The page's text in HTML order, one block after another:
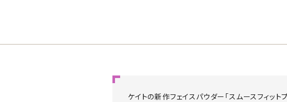
ケイトの新作フェイスパウダー「スムースフィッ